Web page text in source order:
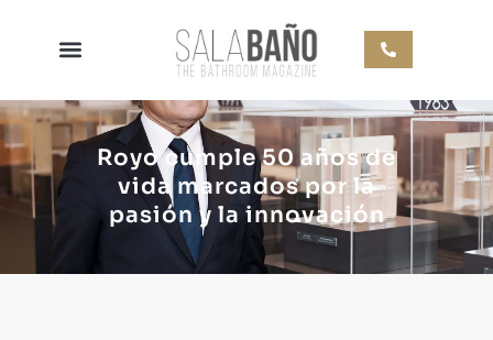
Royo cumple 50 años de
vida marcados por la
pasión y la innovación